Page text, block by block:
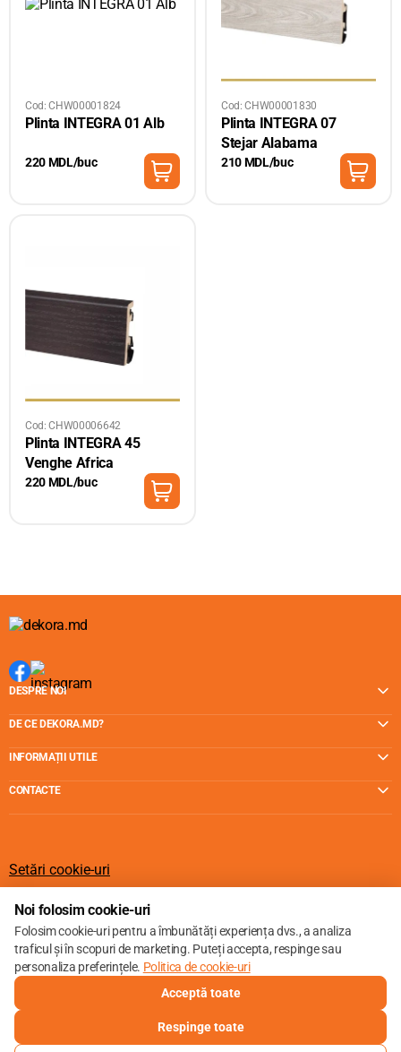
Cod: CHW00001824
Plinta INTEGRA 01 Alb
220 MDL/buc
Cod: CHW00001830
Plinta INTEGRA 07
Stejar Alabama
210 MDL/buc
Cod: CHW00006642
Plinta INTEGRA 45
Venghe Africa
220 MDL/buc
DESPRE NOI
DE CE DEKORA.MD?
INFORMAȚII UTILE
CONTACTE
Setări cookie-uri
© 2013 – 2026
Noi folosim cookie-uri
Folosim cookie-uri pentru a îmbunătăți experiența dvs., a analiza
traficul și în scopuri de marketing. Puteți accepta, respinge sau
personaliza preferințele. Politica de cookie-uri
Acceptă toate
Respinge toate